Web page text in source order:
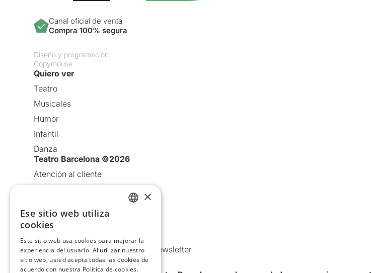
Canal oficial de venta
Compra 100% segura
Diseño y programación:
Copymouse
Quiero ver
Teatro
Musicales
Humor
Infantil
Danza
Teatro Barcelona ©2026
Atención al cliente
Política de Cookies
Comunicaciones comerciales y Newsletter
Anuncia’t
×
Ese sitio web utiliza
cookies
Este sitio web usa cookies para mejorar la
experiencia del usuario. Al utilizar nuestro
sitio web, usted acepta todas las cookies de
acuerdo con nuestra Política de cookies.